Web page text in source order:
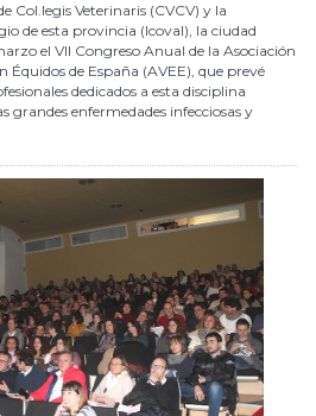
Col.legis Veterinaris (CVCV) y la
de esta provincia (Icoval), la ciudad
el VII Congreso Anual de la Asociación
Équidos de España (AVEE), que prevé
dedicados a esta disciplina
grandes enfermedades infecciosas y